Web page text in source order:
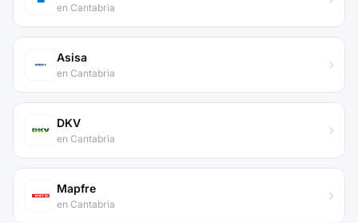
en Cantabria
Asisa
en Cantabria
DKV
en Cantabria
Mapfre
en Cantabria